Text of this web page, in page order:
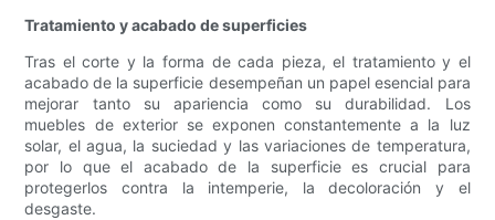
Tratamiento y acabado de superficies
Tras el corte y la forma de cada pieza, el tratamiento y el
acabado de la superficie desempeñan un papel esencial para
mejorar tanto su apariencia como su durabilidad. Los
muebles de exterior se exponen constantemente a la luz
solar, el agua, la suciedad y las variaciones de temperatura,
por lo que el acabado de la superficie es crucial para
protegerlos contra la intemperie, la decoloración y el
desgaste.